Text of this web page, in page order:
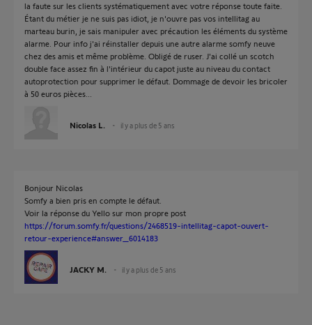
la faute sur les clients systématiquement avec votre réponse toute faite.
Étant du métier je ne suis pas idiot, je n'ouvre pas vos intellitag au
marteau burin, je sais manipuler avec précaution les éléments du système
alarme. Pour info j'ai réinstaller depuis une autre alarme somfy neuve
chez des amis et même problème. Obligé de ruser. J'ai collé un scotch
double face assez fin à l'intérieur du capot juste au niveau du contact
autoprotection pour supprimer le défaut. Dommage de devoir les bricoler
à 50 euros pièces...
Nicolas L. il y a plus de 5 ans
Bonjour Nicolas
Somfy a bien pris en compte le défaut.
Voir la réponse du Yello sur mon propre post
https://forum.somfy.fr/questions/2468519-intellitag-capot-ouvert-
retour-experience#answer_6014183
JACKY M. il y a plus de 5 ans